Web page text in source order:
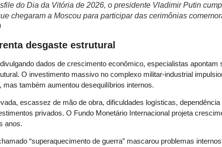
do Dia da Vitória de 2026, o presidente Vladimir Putin
chegaram a Moscou para participar das cerimônias
desgaste estrutural
dados de crescimento econômico, especialistas apontam
O investimento massivo no complexo militar-industrial
também aumentou desequilíbrios internos.
escassez de mão de obra, dificuldades logísticas,
privados. O Fundo Monetário Internacional projeta
anos.
“superaquecimento de guerra” mascarou problemas